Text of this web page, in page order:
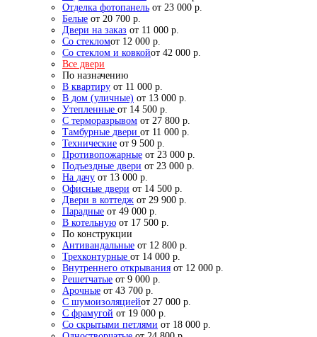
Отделка фотопанель от 23 000 р.
Белые от 20 700 р.
Двери на заказ от 11 000 р.
Со стекломот 12 000 р.
Со стеклом и ковкойот 42 000 р.
Все двери
По назначению
В квартиру от 11 000 р.
В дом (уличные) от 13 000 р.
Утепленные от 14 500 р.
С терморазрывом от 27 800 р.
Тамбурные двери от 11 000 р.
Технические от 9 500 р.
Противопожарные от 23 000 р.
Подъездные двери от 23 000 р.
На дачу от 13 000 р.
Офисные двери от 14 500 р.
Двери в коттедж от 29 900 р.
Парадные от 49 000 р.
В котельную от 17 500 р.
По конструкции
Антивандальные от 12 800 р.
Трехконтурные от 14 000 р.
Внутреннего открывания от 12 000 р.
Решетчатые от 9 000 р.
Арочные от 43 700 р.
С шумоизоляциейот 27 000 р.
С фрамугой от 19 000 р.
Со скрытыми петлями от 18 000 р.